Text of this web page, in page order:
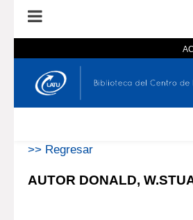
En el catálogo
>> Regresar
AUTOR DONALD,